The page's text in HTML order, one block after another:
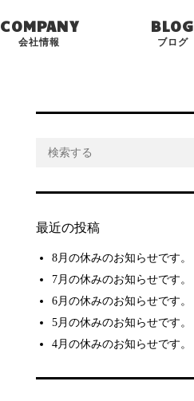
COMPANY
会社情報
BLOG
ブログ
最近の投稿
8月の休みのお知らせです。
7月の休みのお知らせです。
6月の休みのお知らせです。
5月の休みのお知らせです。
4月の休みのお知らせです。